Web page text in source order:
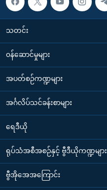
သတင်း
၀န်ဆောင်မှုများ
အပတ်စဉ်ကဏ္ဍများ
အင်္ဂလိပ်သင်ခန်းစာများ
ရေဒီယို
ရုပ်သံအစီအစဉ်နှင့် ဗွီဒီယိုကဏ္ဍများ
ဗွီအိုအေအကြောင်း